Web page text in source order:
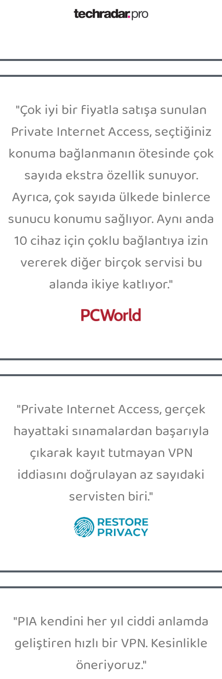
"Çok iyi bir fiyatla satışa sunulan
Private Internet Access, seçtiğiniz
konuma bağlanmanın ötesinde çok
sayıda ekstra özellik sunuyor.
Ayrıca, çok sayıda ülkede binlerce
sunucu konumu sağlıyor. Aynı anda
10 cihaz için çoklu bağlantıya izin
vererek diğer birçok servisi bu
alanda ikiye katlıyor."
"Private Internet Access, gerçek
hayattaki sınamalardan başarıyla
çıkarak kayıt tutmayan VPN
iddiasını doğrulayan az sayıdaki
servisten biri."
"PIA kendini her yıl ciddi anlamda
geliştiren hızlı bir VPN. Kesinlikle
öneriyoruz."